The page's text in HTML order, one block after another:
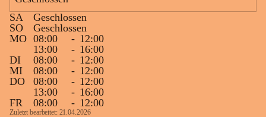
vorsortiert in die Bücherzelle eingeräumt
werden können.
Gleichzeitig möchten wir uns bei all Jenen
sehr herzlich bedanken, die bereits viele
tolle Bücher spendiert haben.
SA
Geschlossen
SO
Geschlossen
MO 08:00 - 12:00
13:00
- 16:00
DI
08:00 - 12:00
MI
08:00 - 12:00
DO
08:00 - 12:00
13:00
- 16:00
FR
08:00 - 12:00
Zuletzt bearbeitet: 21.04.2026